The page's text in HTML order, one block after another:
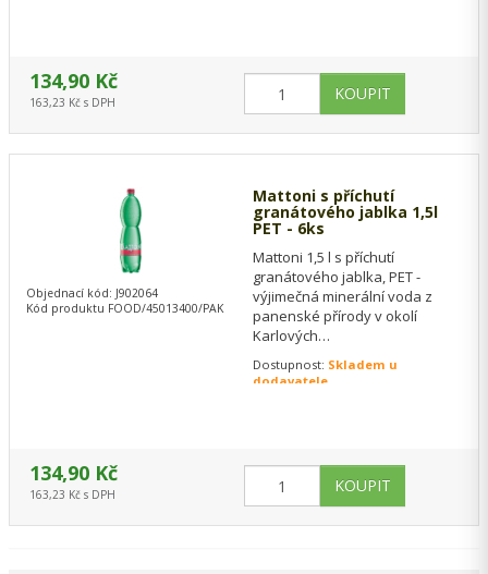
134,90 Kč
163,23 Kč s DPH
Mattoni s příchutí
granátového jablka 1,5l
PET - 6ks
Mattoni 1,5 l s příchutí
granátového jablka, PET -
výjimečná minerální voda z
panenské přírody v okolí
Karlových
ideální pro zdravou chuť do
Dostupnost: Skladem u
dodavatele
Objednací kód: J902064
Kód produktu FOOD/45013400/PAK
134,90 Kč
163,23 Kč s DPH